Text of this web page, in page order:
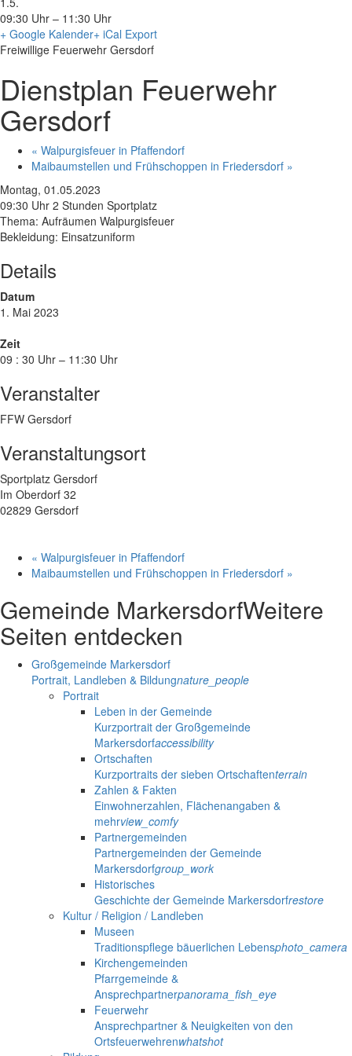
09:30 Uhr – 11:30 Uhr
+ Google Kalender+ iCal Export
Freiwillige Feuerwehr Gersdorf
Dienstplan Feuerwehr
Gersdorf
« Walpurgisfeuer in Pfaffendorf
Maibaumstellen und Frühschoppen in Friedersdorf »
Montag, 01.05.2023
09:30 Uhr 2 Stunden Sportplatz
Thema: Aufräumen Walpurgisfeuer
Bekleidung: Einsatzuniform
Details
Datum
1. Mai 2023
Zeit
09 : 30 Uhr – 11:30 Uhr
Veranstalter
FFW Gersdorf
Veranstaltungsort
Sportplatz Gersdorf
Im Oberdorf 32
02829 Gersdorf
« Walpurgisfeuer in Pfaffendorf
Maibaumstellen und Frühschoppen in Friedersdorf »
Gemeinde MarkersdorfWeitere
Seiten entdecken
Großgemeinde Markersdorf
Portrait, Landleben & Bildungnature_people
Portrait
Leben in der Gemeinde
Kurzportrait der Großgemeinde
Markersdorfaccessibility
Ortschaften
Kurzportraits der sieben Ortschaftenterrain
Zahlen & Fakten
Einwohnerzahlen, Flächenangaben &
mehrview_comfy
Partnergemeinden
Partnergemeinden der Gemeinde
Markersdorfgroup_work
Historisches
Geschichte der Gemeinde Markersdorfrestore
Kultur / Religion / Landleben
Museen
Traditionspflege bäuerlichen Lebensphoto_camera
Kirchengemeinden
Pfarrgemeinde &
Ansprechpartnerpanorama_fish_eye
Feuerwehr
Ansprechpartner & Neuigkeiten von den
Ortsfeuerwehrenwhatshot